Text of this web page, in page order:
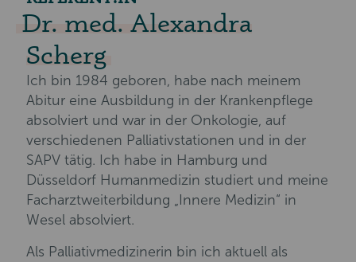
Dr. med. Alexandra
Scherg
Ich bin 1984 geboren, habe nach meinem
Abitur eine Ausbildung in der Krankenpflege
absolviert und war in der Onkologie, auf
verschiedenen Palliativstationen und in der
SAPV tätig. Ich habe in Hamburg und
Düsseldorf Humanmedizin studiert und meine
Facharztweiterbildung „Innere Medizin“ in
Wesel absolviert.
Als Palliativmedizinerin bin ich aktuell als